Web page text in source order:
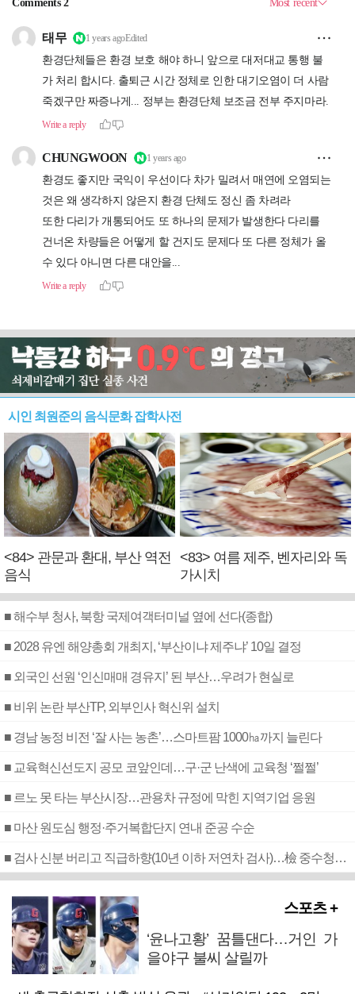
시인 최원준의 음식문화 잡학사전
<84> 관문과 환대, 부산 역전
음식
<83> 여름 제주, 벤자리와 독
가시치
■ 해수부 청사, 북항 국제여객터미널 옆에 선다(종합)
■ 2028 유엔 해양총회 개최지, ‘부산이냐 제주냐’ 10일 결정
■ 외국인 선원 ‘인신매매 경유지’ 된 부산…우려가 현실로
■ 비위 논란 부산TP, 외부인사 혁신위 설치
■ 경남 농정 비전 ‘잘 사는 농촌’…스마트팜 1000㏊까지 늘린다
■ 교육혁신선도지 공모 코앞인데…구·군 난색에 교육청 ‘쩔쩔’
■ 르노 못 타는 부산시장…관용차 규정에 막힌 지역기업 응원
■ 마산 원도심 행정·주거복합단지 연내 준공 수순
■ 검사 신분 버리고 직급하향(10년 이하 저연차 검사)…檢 중수청행 기피
스포츠 +
‘윤나고황’ 꿈틀댄다…거인 가
을야구 불씨 살릴까